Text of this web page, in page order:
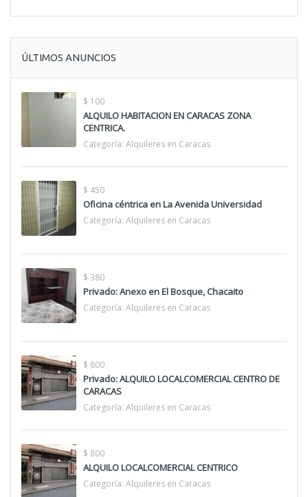
ÚLTIMOS ANUNCIOS
$ 100
ALQUILO HABITACION EN CARACAS ZONA
CENTRICA.
Categoría: Alquileres en Caracas
$ 450
Oficina céntrica en La Avenida Universidad
Categoría: Alquileres en Caracas
$ 380
Privado: Anexo en El Bosque, Chacaito
Categoría: Alquileres en Caracas
$ 800
Privado: ALQUILO LOCALCOMERCIAL CENTRO DE
CARACAS
Categoría: Alquileres en Caracas
$ 800
ALQUILO LOCALCOMERCIAL CENTRICO
Categoría: Alquileres en Caracas